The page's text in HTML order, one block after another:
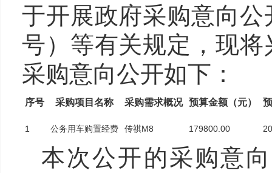
于开展政府采购意向公
号）等有关规定，现将
采购意向公开如下：
序号 采购项目名称 采购需求概况 预算金额（元）
1 公务用车购置经费 传祺M8 179800.00
本次公开的采购意